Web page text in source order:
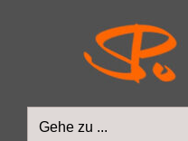
Gehe zu ...